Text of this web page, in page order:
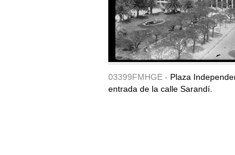
03399FMHGE - Plaza
entrada de la calle Sarandí.